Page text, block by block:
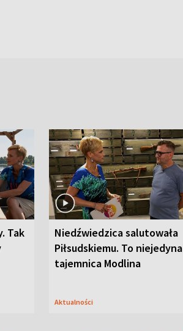
Tak
Niedźwiedzica salutowała
Piłsudskiemu. To niejedyna
tajemnica Modlina
Aktualności